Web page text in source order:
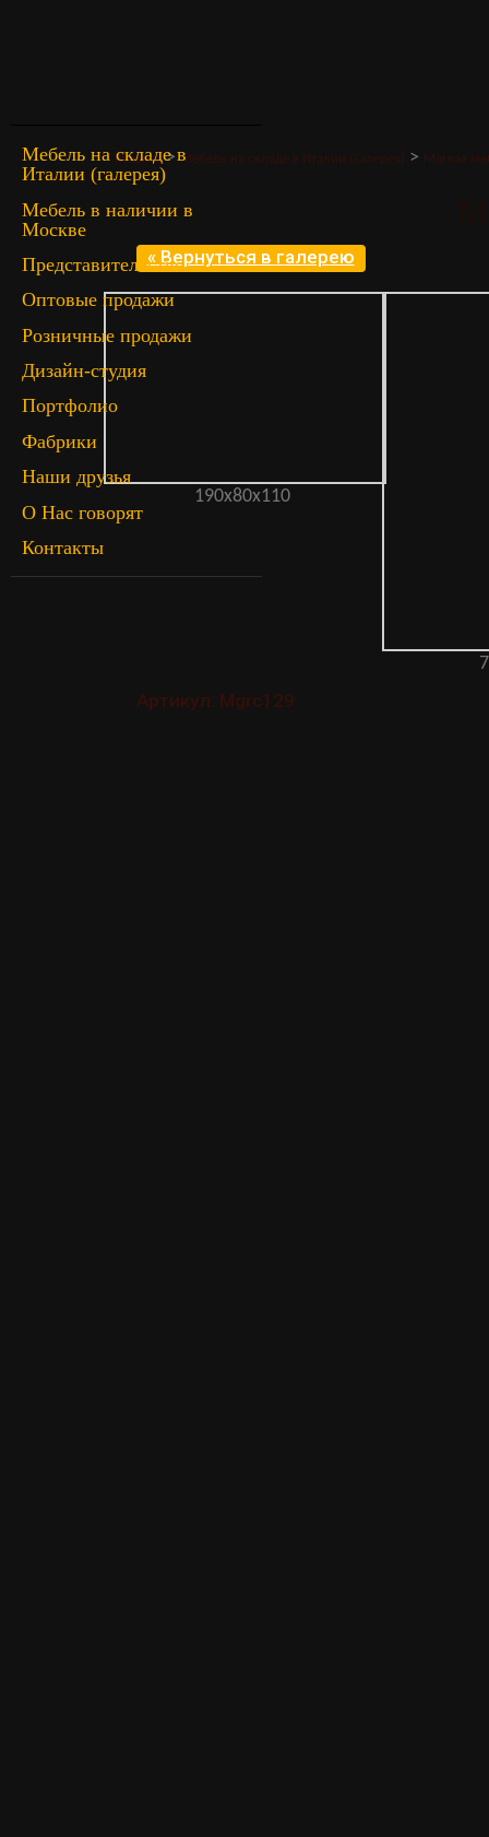
Мебель на складе в
Италии (галерея)
Мебель в наличии в
Москве
Представительство
Оптовые продажи
Розничные продажи
Дизайн-студия
Портфолио
Фабрики
Наши друзья
О Нас говорят
Контакты
Главная>Мебель на складе в Италии (Галерея) > Мягкая
« Вернуться в галерею
190х80х110
Артикул: Mgrc129